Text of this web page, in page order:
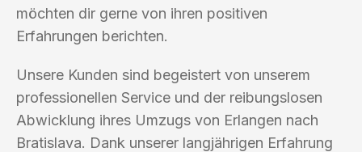
möchten dir gerne von ihren positiven
Erfahrungen berichten.
Unsere Kunden sind begeistert von unserem
professionellen Service und der reibungslosen
Abwicklung ihres Umzugs von Erlangen nach
Bratislava. Dank unserer langjährigen Erfahrung